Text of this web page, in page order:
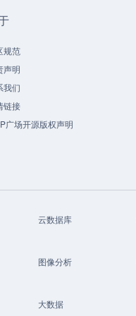
规范
声明
我们
链接
广场开源版权声明
云数据库
图像分析
大数据